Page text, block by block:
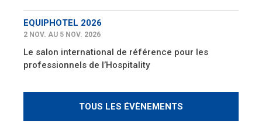
EQUIPHOTEL 2026
2 NOV. AU 5 NOV. 2026
Le salon international de référence pour les
professionnels de l’Hospitality
TOUS LES ÉVÈNEMENTS